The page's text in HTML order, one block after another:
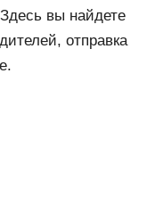
вы найдете
отправка